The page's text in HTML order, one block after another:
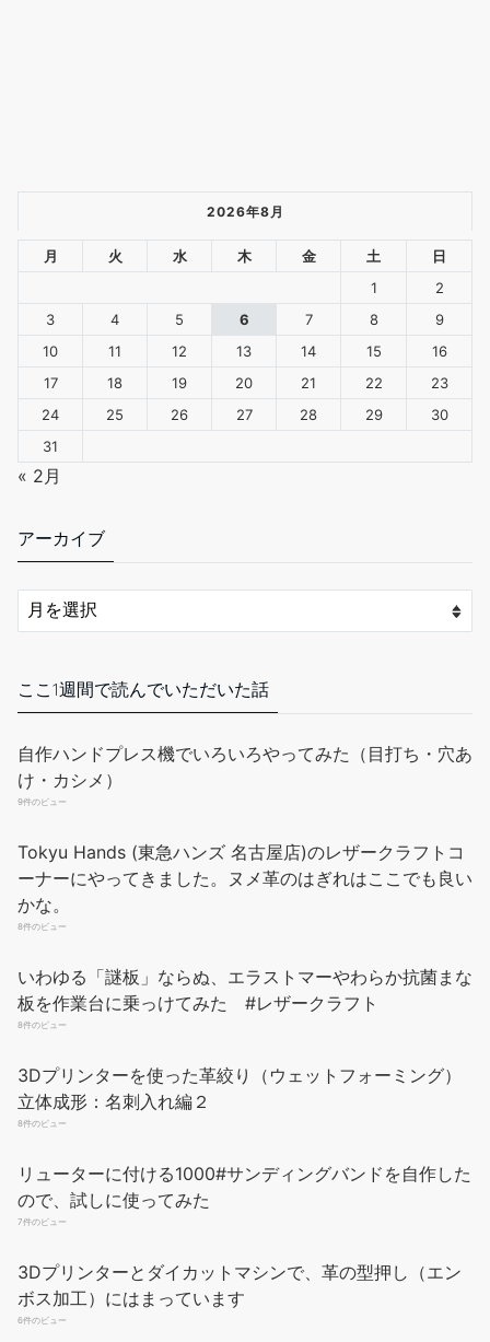
2026年8月
月 火 水 木 金 土
日
1
2
3
4 5 6 7 8
9
10
11 12 13 14 15
16
17
18 19 20 21 22
23
24
25 26 27 28 29
30
31
« 2月
アーカイブ
ここ1週間で読んでいただいた話
自作ハンドプレス機でいろいろやってみた（目打ち・穴あ
け・カシメ）
9件のビュー
Tokyu Hands (東急ハンズ 名古屋店)のレザークラフトコ
ーナーにやってきました。ヌメ革のはぎれはここでも良い
かな。
8件のビュー
いわゆる「謎板」ならぬ、エラストマーやわらか抗菌まな
板を作業台に乗っけてみた #レザークラフト
8件のビュー
3Dプリンターを使った革絞り（ウェットフォーミング）
立体成形：名刺入れ編２
8件のビュー
リューターに付ける1000#サンディングバンドを自作した
ので、試しに使ってみた
7件のビュー
3Dプリンターとダイカットマシンで、革の型押し（エン
ボス加工）にはまっています
6件のビュー